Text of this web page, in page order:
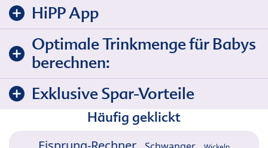
HiPP App
Optimale Trinkmenge für Babys
berechnen:
Exklusive Spar-Vorteile
Häufig geklickt